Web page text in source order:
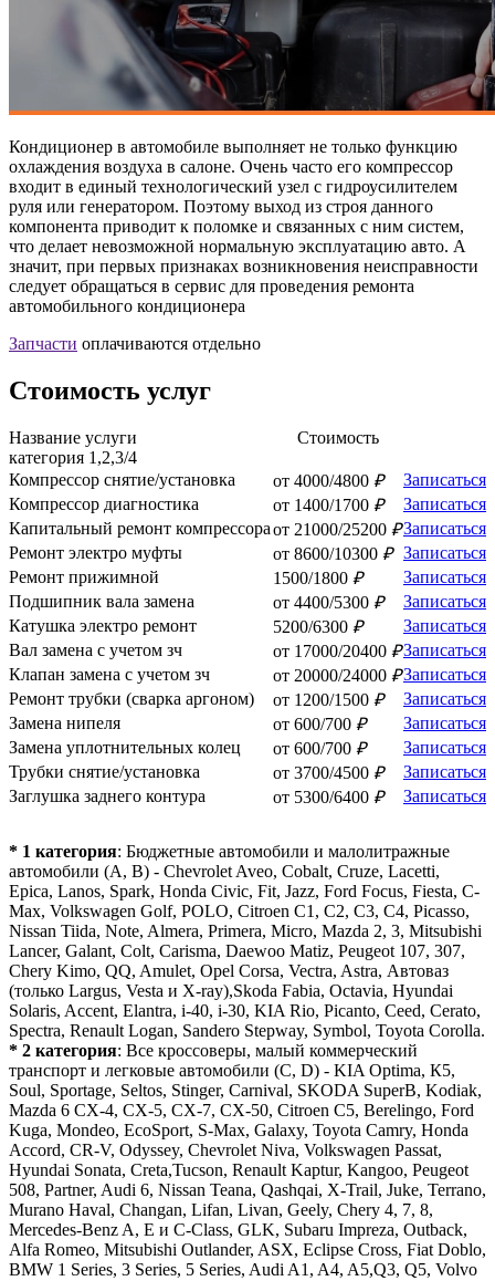
Кондиционер в автомобиле выполняет не только функцию
охлаждения воздуха в салоне. Очень часто его компрессор
входит в единый технологический узел с гидроусилителем
руля или генератором. Поэтому выход из строя данного
компонента приводит к поломке и связанных с ним систем,
что делает невозможной нормальную эксплуатацию авто. А
значит, при первых признаках возникновения неисправности
следует обращаться в сервис для проведения ремонта
автомобильного кондиционера
Запчасти оплачиваются отдельно
Стоимость услуг
Название услуги
Стоимость
категория 1,2,3/4
Компрессор снятие/установка
от 4000/4800 ₽
Записаться
Компрессор диагностика
от 1400/1700 ₽
Записаться
Капитальный ремонт компрессораот 21000/25200 ₽Записаться
Ремонт электро муфты
от 8600/10300 ₽ Записаться
Ремонт прижимной
1500/1800 ₽
Записаться
Подшипник вала замена
от 4400/5300 ₽
Записаться
Катушка электро ремонт
5200/6300 ₽
Записаться
Вал замена с учетом зч
от 17000/20400 ₽Записаться
Клапан замена с учетом зч
от 20000/24000 ₽Записаться
Ремонт трубки (сварка аргоном)
от 1200/1500 ₽
Записаться
Замена нипеля
от 600/700 ₽
Записаться
Замена уплотнительных колец
от 600/700 ₽
Записаться
Трубки снятие/установка
от 3700/4500 ₽
Записаться
Заглушка заднего контура
от 5300/6400 ₽ Записаться
* 1 категория: Бюджетные автомобили и малолитражные
автомобили (A, B) - Chevrolet Aveo, Cobalt, Cruze, Lacetti,
Epica, Lanos, Spark, Honda Civic, Fit, Jazz, Ford Focus, Fiesta, C-
Max, Volkswagen Golf, POLO, Citroen С1, C2, C3, C4, Picasso,
Nissan Tiida, Note, Almera, Primera, Micro, Mazda 2, 3, Mitsubishi
Lancer, Galant, Colt, Carisma, Daewoo Matiz, Peugeot 107, 307,
Chery Kimo, QQ, Amulet, Opel Corsa, Vectra, Astra, Автоваз
(только Largus, Vesta и X-ray),Skoda Fabia, Octavia, Hyundai
Solaris, Accent, Elantra, i-40, i-30, KIA Rio, Picanto, Ceed, Cerato,
Spectra, Renault Logan, Sandero Stepway, Symbol, Toyota Corolla.
* 2 категория: Все кроссоверы, малый коммерческий
транспорт и легковые автомобили (C, D) - KIA Optima, К5,
Soul, Sportage, Seltos, Stinger, Carnival, SKODA SuperB, Kodiak,
Mazda 6 CX-4, CX-5, CX-7, CX-50, Citroen C5, Berelingo, Ford
Kuga, Mondeo, EcoSport, S-Max, Galaxy, Toyota Camry, Honda
Accord, CR-V, Odyssey, Chevrolet Niva, Volkswagen Passat,
Hyundai Sonata, Creta,Tucson, Renault Kaptur, Kangoo, Peugeot
508, Partner, Audi 6, Nissan Teana, Qashqai, X-Trail, Juke, Terrano,
Murano Haval, Changan, Lifan, Livan, Geely, Chery 4, 7, 8,
Mercedes-Benz A, E и C-Class, GLK, Subaru Impreza, Outback,
Alfa Romeo, Mitsubishi Outlander, ASX, Eclipse Cross, Fiat Doblo,
BMW 1 Series, 3 Series, 5 Series, Audi A1, A4, A5,Q3, Q5, Volvo